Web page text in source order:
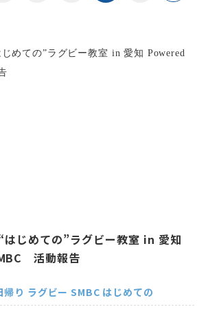
じめての”ラグビー教室 in 愛知
活動報告
帰り ラグビー SMBC はじめての